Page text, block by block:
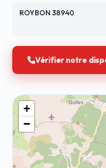
ROYBON 38940
Vérifier notre
+
−